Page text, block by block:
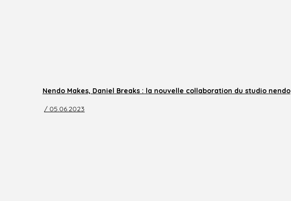
Nendo Makes, Daniel Breaks : la nouvelle collaboration du studio nendo
/ 05.06.2023